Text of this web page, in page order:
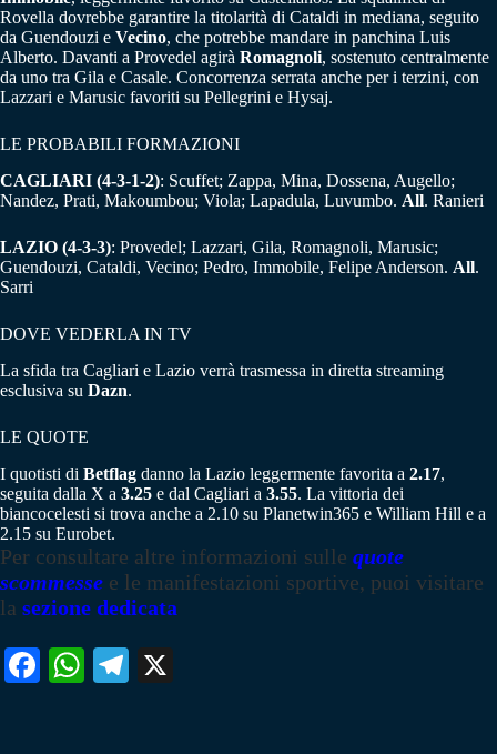
Rovella dovrebbe garantire la titolarità di Cataldi in mediana, seguito
da Guendouzi e Vecino, che potrebbe mandare in panchina Luis
Alberto. Davanti a Provedel agirà Romagnoli, sostenuto centralmente
da uno tra Gila e Casale. Concorrenza serrata anche per i terzini, con
Lazzari e Marusic favoriti su Pellegrini e Hysaj.
LE PROBABILI FORMAZIONI
CAGLIARI (4-3-1-2): Scuffet; Zappa, Mina, Dossena, Augello;
Nandez, Prati, Makoumbou; Viola; Lapadula, Luvumbo. All. Ranieri
LAZIO (4-3-3): Provedel; Lazzari, Gila, Romagnoli, Marusic;
Guendouzi, Cataldi, Vecino; Pedro, Immobile, Felipe Anderson. All.
Sarri
DOVE VEDERLA IN TV
La sfida tra Cagliari e Lazio verrà trasmessa in diretta streaming
esclusiva su Dazn.
LE QUOTE
I quotisti di Betflag danno la Lazio leggermente favorita a 2.17,
seguita dalla X a 3.25 e dal Cagliari a 3.55. La vittoria dei
biancocelesti si trova anche a 2.10 su Planetwin365 e William Hill e a
2.15 su Eurobet.
Per consultare altre informazioni sulle quote
scommesse e le manifestazioni sportive, puoi visitare
la sezione dedicata
Fa W
Te